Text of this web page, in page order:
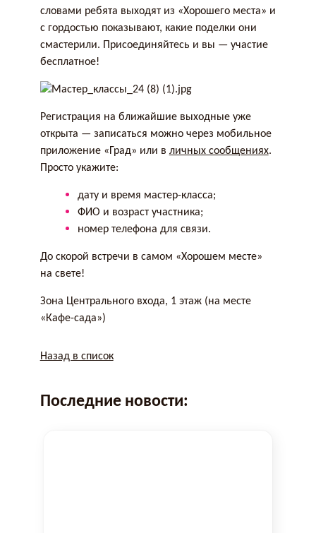
словами ребята выходят из «Хорошего места» и
с гордостью показывают, какие поделки они
смастерили. Присоединяйтесь и вы — участие
бесплатное!
Регистрация на ближайшие выходные уже
открыта — записаться можно через мобильное
приложение «Град» или в личных сообщениях.
Просто укажите:
дату и время мастер-класса;
ФИО и возраст участника;
номер телефона для связи.
До скорой встречи в самом «Хорошем месте»
на свете!
Зона Центрального входа, 1 этаж (на месте
«Кафе-сада»)
Назад в список
Последние новости: